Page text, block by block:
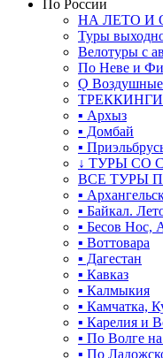
По России
НА ЛЕТО И
Туры
Велотуры с
По Неве и
Ǫ
▪ Архыз
▪ Домбай
▪
↓ ТУРЫ СО
ВСЕ ТУРЫ
▪
▪ Байкал.
▪ Бесов Нос,
▪ Воттовара
▪ Дагестан
▪ Кавказ
▪ Калмыкия
▪ Камчатка,
▪ Карелия и
▪ По Волге на
▪ По